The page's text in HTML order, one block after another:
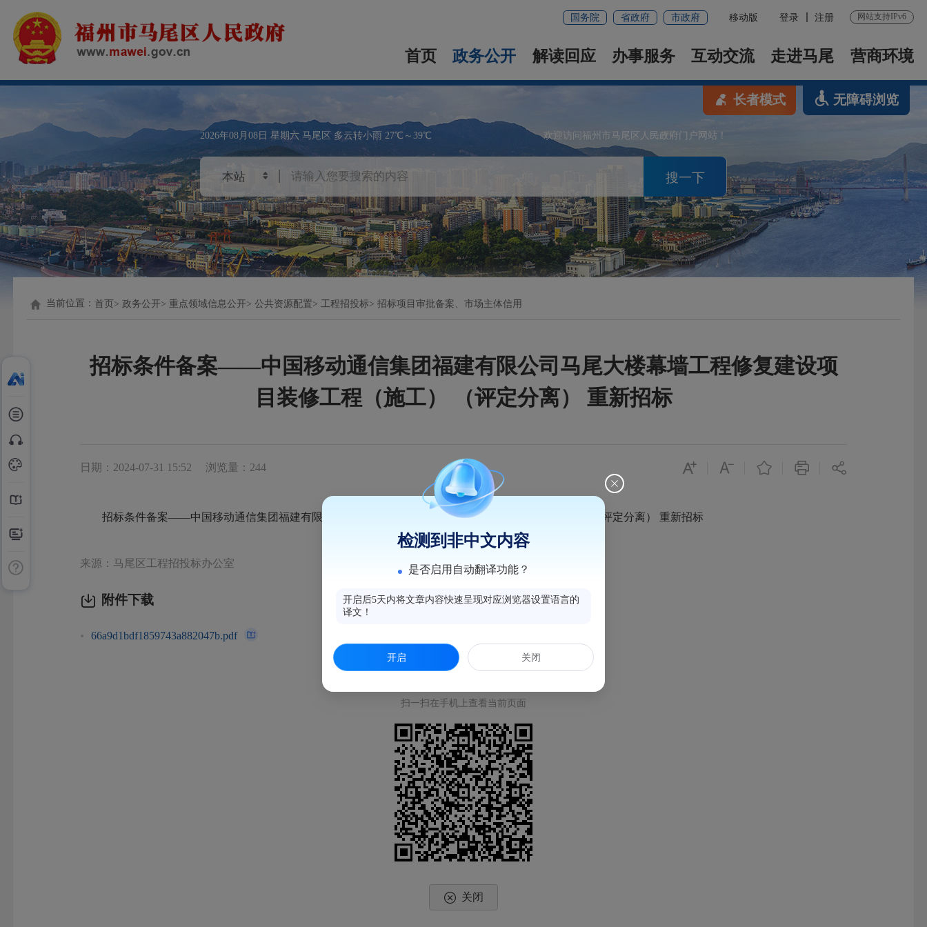
国务院 省政府 市政府 移动版 登录 注册 网站支持IPv6
首页 政务公开 解读回应 办事服务 互动交流 走进马尾 营商环境
2026年08月08日 星期六 马尾区 多云转小雨 27℃～39℃ 欢迎访问福州市马尾区人民政府门户网站！
搜一下
长者模式 无障碍浏览
当前位置：首页 政务公开 重点领域信息公开 公共资源配置 工程招投标 招标项目审批备案、市场主体信用
招标条件备案——中国移动通信集团福建有限公司马尾大楼幕墙工程修复建设项
目装修工程（施工） （评定分离） 重新招标
日期：2024-07-31 15:52 浏览量：244
招标条件备案——中国移动通信集团福建有限公司马尾大楼幕墙工程修复建设项目装修工程（施工） （评定分离） 重新招标
来源：马尾区工程招投标办公室
附件下载
66a9d1bdf1859743a882047b.pdf
扫一扫在手机上查看当前页面
关闭
检测到非中文内容
是否启用自动翻译功能？
开启后5天内将文章内容快速呈现对应浏览器设置语言的
译文！
开启 关闭